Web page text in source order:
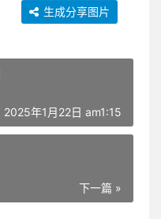
生成分享图片
2025年1月22日 am1:15
下一篇 »